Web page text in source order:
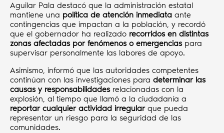
Aguilar Pala destacó que la administración estatal
mantiene una política de atención inmediata ante
contingencias que impactan a la población, y recordó
que el gobernador ha realizado recorridos en distintas
zonas afectadas por fenómenos o emergenciaspara
supervisar personalmente las labores de apoyo.
Asimismo, informó que las autoridades competentes
continúan con las investigaciones para determinar las
causas y responsabilidadesrelacionadas con la
explosión, al tiempo que llamó a la ciudadanía a
reportar cualquier actividad irregular que pueda
representar un riesgo para la seguridad de las
comunidades.